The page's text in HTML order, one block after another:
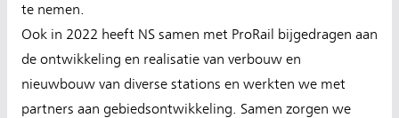
te nemen.
Ook in 2022 heeft NS samen met ProRail bijgedragen aan
de ontwikkeling en realisatie van verbouw en
nieuwbouw van diverse stations en werkten we met
partners aan gebiedsontwikkeling. Samen zorgen we